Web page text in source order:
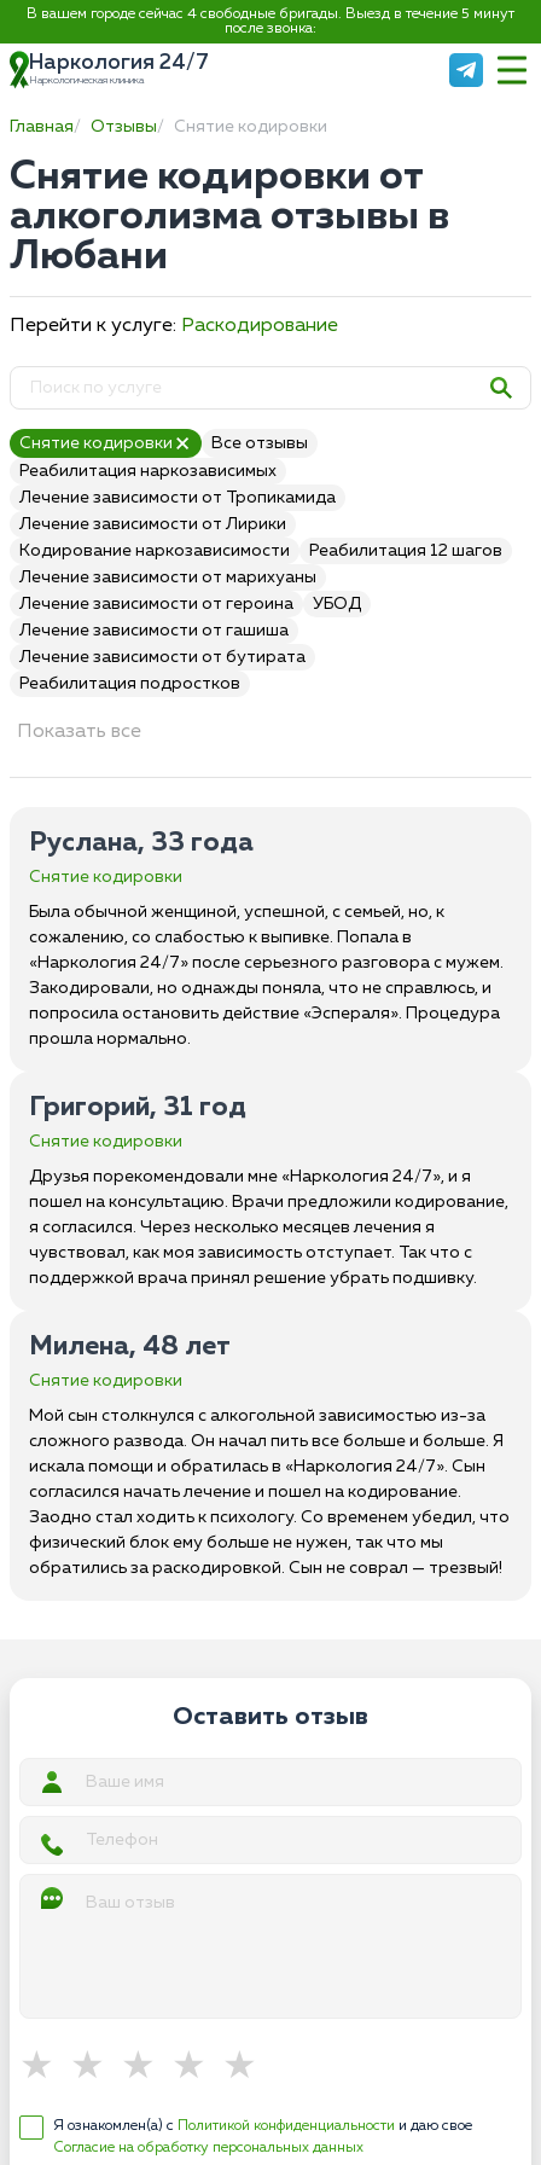
В вашем городе сейчас 4 свободные бригады. Выезд в течение 5 минут
после звонка:
Наркология 24/7
Наркологическая клиника
Главная Отзывы Снятие кодировки
Снятие кодировки от
алкоголизма отзывы в
Любани
Перейти к услуге: Раскодирование
Снятие кодировки
Все отзывы
Реабилитация наркозависимых
Лечение зависимости от Тропикамида
Лечение зависимости от Лирики
Кодирование наркозависимости
Реабилитация 12 шагов
Лечение зависимости от марихуаны
Лечение зависимости от героина
УБОД
Лечение зависимости от гашиша
Лечение зависимости от бутирата
Реабилитация подростков
Показать все
Руслана, 33 года
Снятие кодировки
Была обычной женщиной, успешной, с семьей, но, к
сожалению, со слабостью к выпивке. Попала в
«Наркология 24/7» после серьезного разговора с мужем.
Закодировали, но однажды поняла, что не справлюсь, и
попросила остановить действие «Эспераля». Процедура
прошла нормально.
Григорий, 31 год
Снятие кодировки
Друзья порекомендовали мне «Наркология 24/7», и я
пошел на консультацию. Врачи предложили кодирование,
я согласился. Через несколько месяцев лечения я
чувствовал, как моя зависимость отступает. Так что с
поддержкой врача принял решение убрать подшивку.
Милена, 48 лет
Снятие кодировки
Мой сын столкнулся с алкогольной зависимостью из-за
сложного развода. Он начал пить все больше и больше. Я
искала помощи и обратилась в «Наркология 24/7». Сын
согласился начать лечение и пошел на кодирование.
Заодно стал ходить к психологу. Со временем убедил, что
физический блок ему больше не нужен, так что мы
обратились за раскодировкой. Сын не соврал — трезвый!
Оставить отзыв
Я ознакомлен(а) с Политикой конфиденциальности и даю свое
Согласие на обработку персональных данных